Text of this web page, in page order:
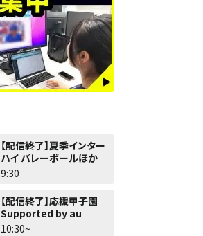
【配信終了】夏季インター
ハイ バレーボールほか
9:30
【配信終了】応援甲子園
Supported by au
10:30~